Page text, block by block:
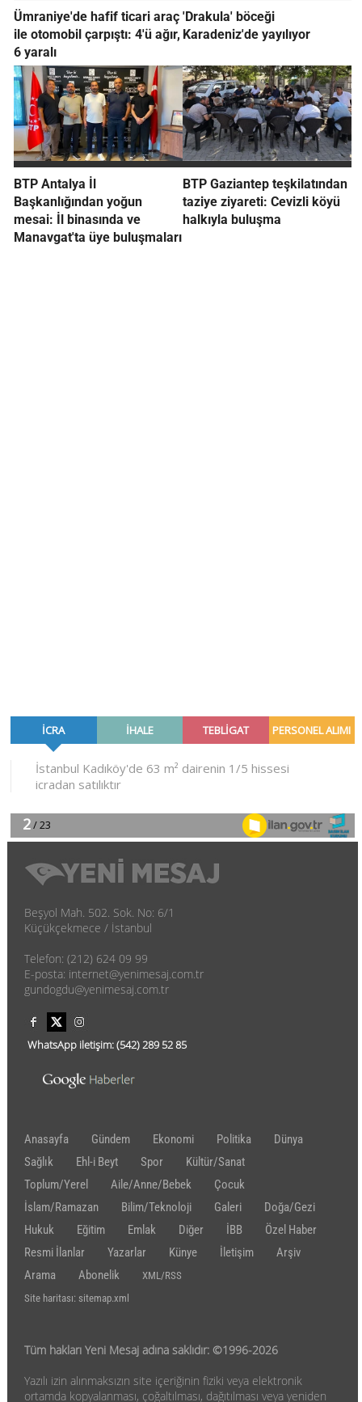
Ümraniye'de hafif ticari araç
ile otomobil çarpıştı: 4'ü ağır,
6 yaralı
'Drakula' böceği
Karadeniz'de yayılıyor
BTP Antalya İl
Başkanlığından yoğun
mesai: İl binasında ve
Manavgat'ta üye buluşmaları
BTP Gaziantep teşkilatından
taziye ziyareti: Cevizli köyü
halkıyla buluşma
Beşyol Mah. 502. Sok. No: 6/1
Küçükçekmece / İstanbul
Telefon: (212) 624 09 99
E-posta: internet@yenimesaj.com.tr
gundogdu@yenimesaj.com.tr
WhatsApp iletişim:(542)289 52 85
Anasayfa Gündem Ekonomi Politika
Dünya
Sağlık
Ehl-i Beyt Spor
Kültür/Sanat
Toplum/Yerel
Aile/Anne/Bebek
Çocuk
İslam/Ramazan
Bilim/Teknoloji Galeri
Doğa/Gezi
Hukuk
Eğitim Emlak Diğer İBB
Özel Haber
Resmi İlanlar
Yazarlar Künye İletişim
Arşiv
Arama
Abonelik
XML/RSS
Site haritası: sitemap.xml
Tüm hakları Yeni Mesaj adına saklıdır: ©1996-2026
Yazılı izin alınmaksızın site içeriğinin fiziki veya elektronik
ortamda kopyalanması, çoğaltılması, dağıtılması veya yeniden